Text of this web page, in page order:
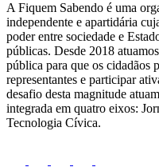
A Fiquem Sabendo é uma
independente e apartidária
poder entre sociedade e
públicas. Desde 2018
pública para que os cidadãos
representantes e participar
desafio desta magnitude
integrada em quatro eixos:
Tecnologia Cívica.